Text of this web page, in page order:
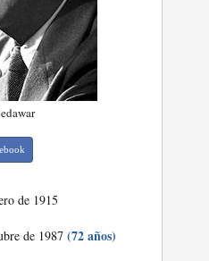
de 1915
de 1987(72 años)